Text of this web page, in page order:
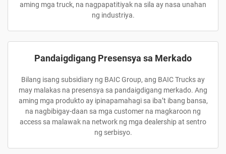
aming mga truck, na nagpapatitiyak na sila ay nasa unahan
ng industriya.
Pandaigdigang Presensya sa Merkado
Bilang isang subsidiary ng BAIC Group, ang BAIC Trucks ay
may malakas na presensya sa pandaigdigang merkado. Ang
aming mga produkto ay ipinapamahagi sa iba’t ibang bansa,
na nagbibigay-daan sa mga customer na magkaroon ng
access sa malawak na network ng mga dealership at sentro
ng serbisyo.